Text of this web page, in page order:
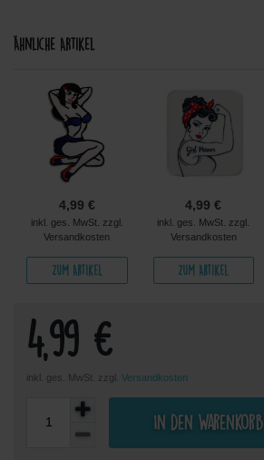
Ähnliche Artikel
4,99 €
inkl. ges. MwSt. zzgl.
Versandkosten
Zum Artikel
4,99 €
inkl. ges. MwSt. zzgl.
Versandkosten
Zum Artikel
4,99 €
inkl. ges. MwSt. zzgl. Versandkosten
In den Warenkorb